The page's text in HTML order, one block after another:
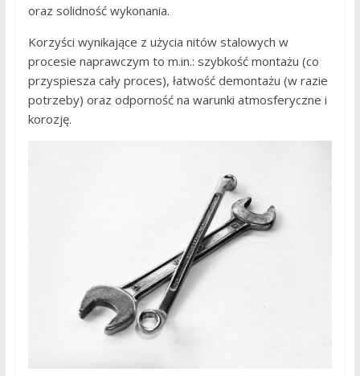
oraz solidność wykonania.
Korzyści wynikające z użycia nitów stalowych w
procesie naprawczym to m.in.: szybkość montażu (co
przyspiesza cały proces), łatwość demontażu (w razie
potrzeby) oraz odporność na warunki atmosferyczne i
korozję.